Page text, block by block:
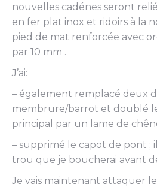
nouvelles cadénes seront
en fer plat inox et ridoirs à la
pied de mat renforcée avec
par 10 mm .
J’ai:
– également remplacé deux
membrure/barrot et doublé
principal par un lame de
– supprimé le capot de pont ;
trou que je boucherai avant
Je vais maintenant attaquer